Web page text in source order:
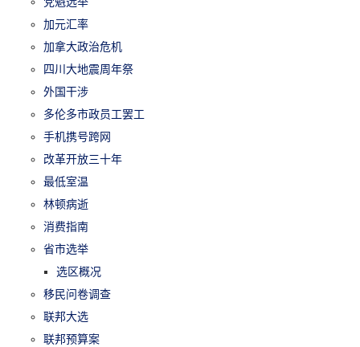
加元汇率
加拿大政治危机
四川大地震周年祭
外国干涉
多伦多市政员工罢工
手机携号跨网
改革开放三十年
最低室温
林顿病逝
消费指南
省市选举
选区概况
移民问卷调查
联邦大选
联邦预算案